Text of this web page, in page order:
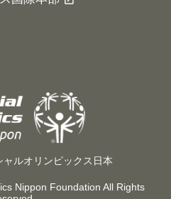
ルオリンピックス日本
Nippon Foundation All Rights